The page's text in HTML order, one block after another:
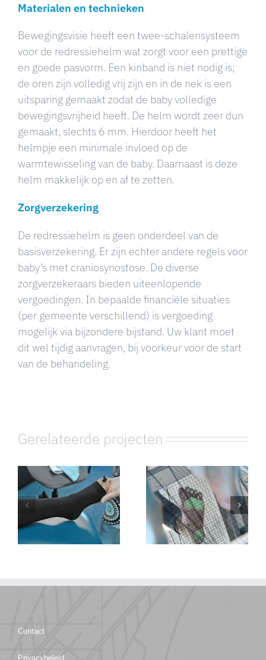
Materialen en technieken
Bewegingsvisie heeft een twee-schalensysteem
voor de redressiehelm wat zorgt voor een prettige
en goede pasvorm. Een kinband is niet nodig is;
de oren zijn volledig vrij zijn en in de nek is een
uitsparing gemaakt zodat de baby volledige
bewegingsvrijheid heeft. De helm wordt zeer dun
gemaakt, slechts 6 mm. Hierdoor heeft het
helmpje een minimale invloed op de
warmtewisseling van de baby. Daarnaast is deze
helm makkelijk op en af te zetten.
Zorgverzekering
De redressiehelm is geen onderdeel van de
basisverzekering. Er zijn echter andere regels voor
baby’s met craniosynostose. De diverse
zorgverzekeraars bieden uiteenlopende
vergoedingen. In bepaalde financiële situaties
(per gemeente verschillend) is vergoeding
mogelijk via bijzondere bijstand. Uw klant moet
dit wel tijdig aanvragen, bij voorkeur voor de start
van de behandeling.
Gerelateerde projecten
Therapeutische
elastische
kousen
(TEK)
Steunzolen/
Contact
Privacybeleid